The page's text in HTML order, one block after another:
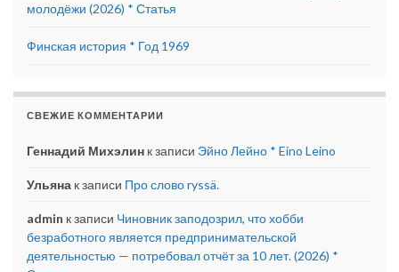
молодёжи (2026) * Статья
Финская история * Год 1969
СВЕЖИЕ КОММЕНТАРИИ
Геннадий Михэлин к записи Эйно Лейно * Eino Leino
Ульяна к записи Про слово ryssä.
admin к записи Чиновник заподозрил, что хобби
безработного является предпринимательской
деятельностью — потребовал отчёт за 10 лет. (2026) *